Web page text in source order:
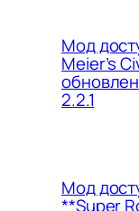
Мод
Meier’s
2.2.1
Мод
**Super